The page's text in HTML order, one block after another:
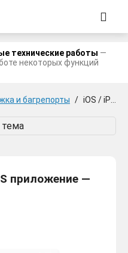
технические работы —
некоторых функций
и багрепорты / iOS / iPad OS / Mac OS приложение — Applook
тема
приложение —